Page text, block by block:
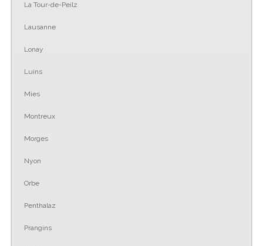
La Tour-de-Peilz
Lausanne
Lonay
Luins
Mies
Montreux
Morges
Nyon
Orbe
Penthalaz
Prangins